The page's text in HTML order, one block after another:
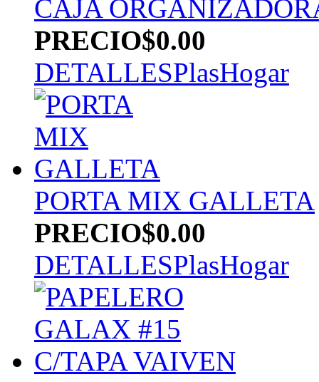
CAJA
PRECIO$0.00
DETALLESPlasHogar
PORTA MIX GALLETA
PRECIO$0.00
DETALLESPlasHogar